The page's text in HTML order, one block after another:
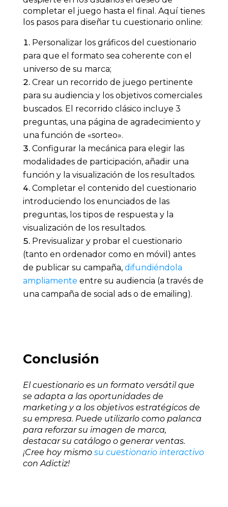
completar el juego hasta el final. Aquí tienes
los pasos para diseñar tu cuestionario online:
Personalizar los gráficos del cuestionario
para que el formato sea coherente con el
universo de su marca;
Crear un recorrido de juego pertinente
para su audiencia y los objetivos comerciales
buscados. El recorrido clásico incluye 3
preguntas, una página de agradecimiento y
una función de «sorteo».
Configurar la mecánica para elegir las
modalidades de participación, añadir una
función y la visualización de los resultados.
Completar el contenido del cuestionario
introduciendo los enunciados de las
preguntas, los tipos de respuesta y la
visualización de los resultados.
Previsualizar y probar el cuestionario
(tanto en ordenador como en móvil) antes
de publicar su campaña,difundiéndola
ampliamente entre su audiencia (a través de
una campaña de social ads o de emailing).
Conclusión
El cuestionario es un formato versátil que
se adapta a las oportunidades de
marketing y a los objetivos estratégicos de
su empresa. Puede utilizarlo como palanca
para reforzar su imagen de marca,
destacar su catálogo o generar ventas.
¡Cree hoy mismo su cuestionario interactivo
con Adictiz!